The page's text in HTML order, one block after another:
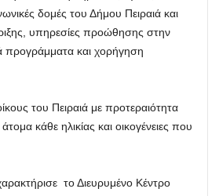
δομές του Δήμου Πειραιά και
υπηρεσίες προώθησης στην
προγράμματα και χορήγηση
του Πειραιά με προτεραιότητα
κάθε ηλικίας και οικογένειες που
το Διευρυμένο Κέντρο